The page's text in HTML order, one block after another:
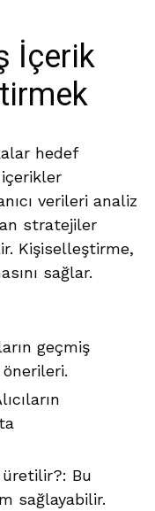
İçerik
hedef
verileri analiz
stratejiler
Kişiselleştirme,
sağlar.
geçmiş
üretilir?: Bu
sağlayabilir.